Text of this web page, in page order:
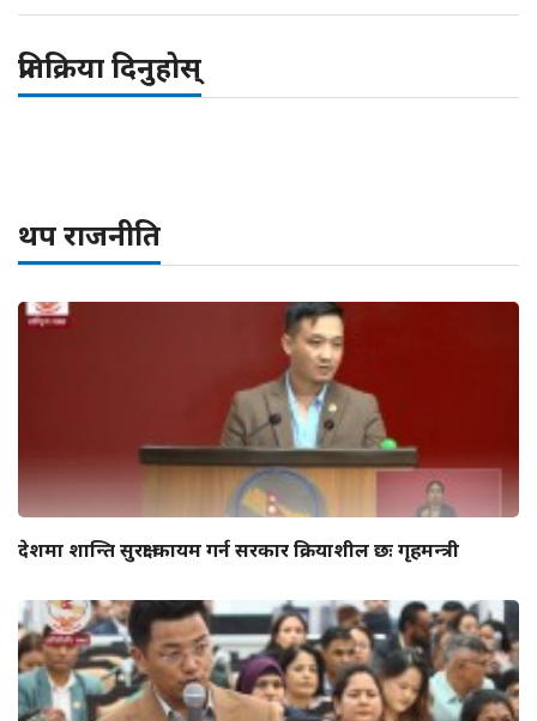
प्रतिक्रिया दिनुहोस्
थप राजनीति
देशमा शान्ति सुरक्षा कायम गर्न सरकार क्रियाशील छः गृहमन्त्री